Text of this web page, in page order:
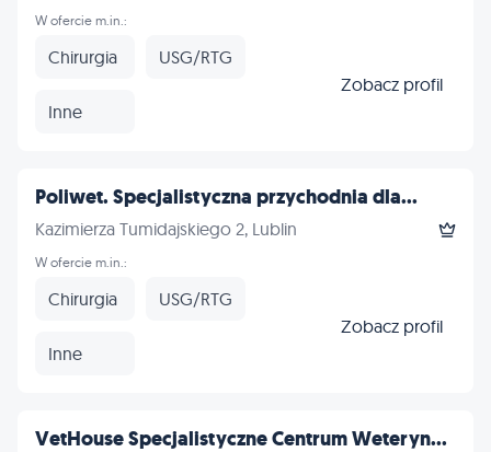
W ofercie m.in.:
Chirurgia USG/RTG
Inne
Zobacz profil
Poliwet. Specjalistyczna przychodnia dla...
Kazimierza Tumidajskiego 2, Lublin
W ofercie m.in.:
Chirurgia USG/RTG
Inne
Zobacz profil
VetHouse Specjalistyczne Centrum Weteryn...